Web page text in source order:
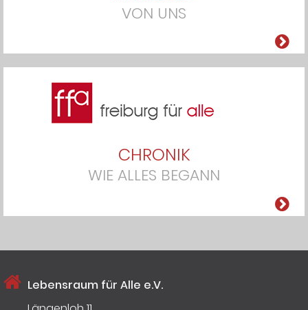
VON UNS
CHRONIK
WIE ALLES BEGANN
Lebensraum für Alle e.V.